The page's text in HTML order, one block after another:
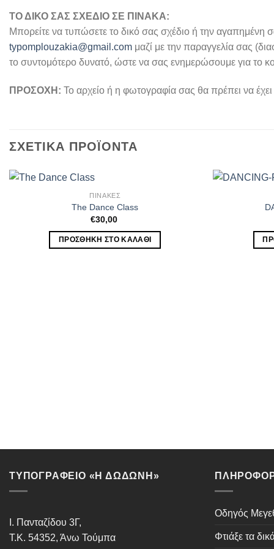
ΤΟ ΔΙΚΟ ΣΑΣ ΣΧΕΔΙΟ ΣΕ ΠΙΝΑΚΑ:
Μπορείτε να τυπώσετε το δικό σας σχέδιο ή την αγαπημένη
typomplouzakia@gmail.com μαζί με την παραγγελία σας
το συντομότερο δυνατό, ώστε να σας ενημερώσουμε για το
ΠΡΟΣΟΧΗ: Το αρχείο ή η φωτογραφία σας θα πρέπει να
ΣΧΕΤΙΚΆ ΠΡΟΪΌΝΤΑ
ΠΙΝΑΚΕΣ
The Dance Class
€30,00
ΠΡΟΣΘΉΚΗ ΣΤΟ ΚΑΛΆΘΙ
ΤΥΠΟΓΡΑΦΕΙΟ «Η ΔΩΔΩΝΗ»
Ι. Πανταζίδου 3Γ,
Τ.Κ. 54352, Άνω Τούμπα
Οδηγός
Φτιάξε τα